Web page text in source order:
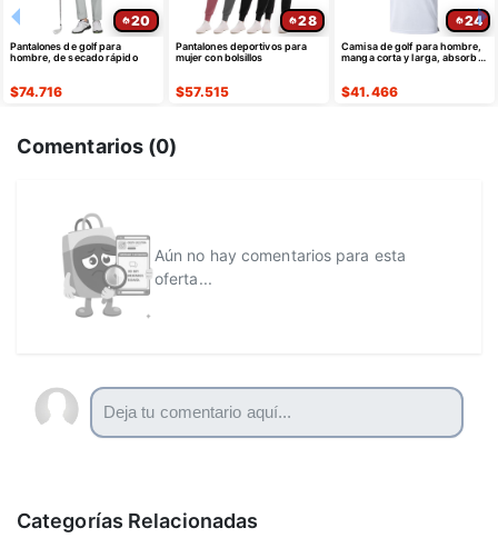
20
Pantalones de golf para
hombre, de secado rápido
$74.716
28
Pantalones deportivos para
mujer con bolsillos
$57.515
24
Camisa de golf para hombre,
manga corta y larga, absorbe
$41.466
Comentarios (0)
Aún no hay comentarios para esta
oferta...
Categorías Relacionadas